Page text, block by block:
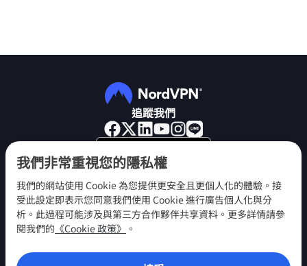
我們非常重視您的隱私權
我們的網站使用 Cookie 為您提供更安全且更個人化的體驗。接
受此設定即表示您同意我們使用 Cookie 進行廣告個人化與分
析。此過程可能涉及與第三方合作夥伴共享資料。更多詳情請參
閱我們的 《Cookie 政策》 。
追蹤我們
NordVPN
參與
說明中心